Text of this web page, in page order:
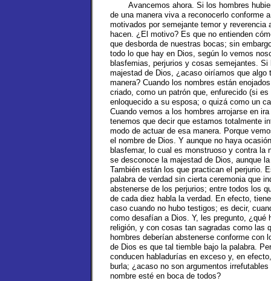
Avancemos ahora. Si los hombres
de una manera viva a reconocerlo conforme
motivados por semejante temor y
hacen. ¿El motivo? Es que no entienden
que desborda de nuestras bocas; sin
todo lo que hay en Dios, según lo vemos
blasfemias, perjurios y cosas semejantes.
majestad de Dios, ¿acaso oiríamos que
manera? Cuando los nombres están
criado, como un patrón que, enfurecido (si
enloquecido a su esposa; o quizá como un
Cuando vemos a los hombres arrojarse en
tenemos que decir que estamos totalmente
modo de actuar de esa manera. Porque
el nombre de Dios. Y aunque no haya
blasfemar, lo cual es monstruoso y contra
se desconoce la majestad de Dios, aunque
También están los que practican el perjurio.
palabra de verdad sin cierta ceremonia que
abstenerse de los perjurios; entre todos los
de cada diez habla la verdad. En efecto,
caso cuando no hubo testigos; es decir,
como desafían a Dios. Y, les pregunto,
religión, y con cosas tan sagradas como las
hombres deberían abstenerse conforme con
de Dios es que tal tiemble bajo la palabra.
conducen habladurías en exceso y, en
burla; ¿acaso no son argumentos
nombre esté en boca de todos?